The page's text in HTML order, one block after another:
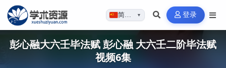
简体…▼ 登录
彭心融大六壬毕法赋 彭心融 大六壬二阶毕法赋
视频6集